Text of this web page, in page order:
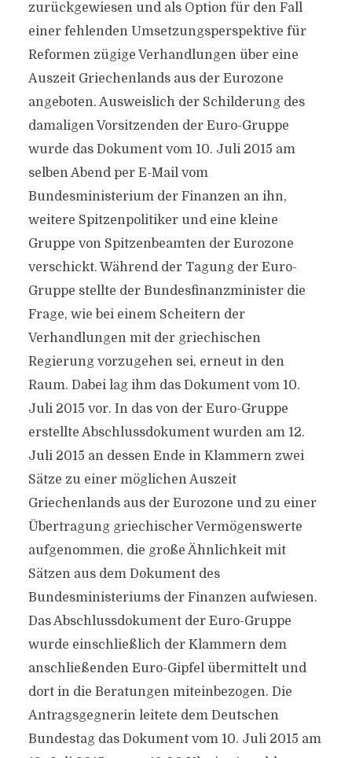
zurückgewiesen und als Option für den Fall
einer fehlenden Umsetzungsperspektive für
Reformen zügige Verhandlungen über eine
Auszeit Griechenlands aus der Eurozone
angeboten. Ausweislich der Schilderung des
damaligen Vorsitzenden der Euro-Gruppe
wurde das Dokument vom 10. Juli 2015 am
selben Abend per E-Mail vom
Bundesministerium der Finanzen an ihn,
weitere Spitzenpolitiker und eine kleine
Gruppe von Spitzenbeamten der Eurozone
verschickt. Während der Tagung der Euro-
Gruppe stellte der Bundesfinanzminister die
Frage, wie bei einem Scheitern der
Verhandlungen mit der griechischen
Regierung vorzugehen sei, erneut in den
Raum. Dabei lag ihm das Dokument vom 10.
Juli 2015 vor. In das von der Euro-Gruppe
erstellte Abschlussdokument wurden am 12.
Juli 2015 an dessen Ende in Klammern zwei
Sätze zu einer möglichen Auszeit
Griechenlands aus der Eurozone und zu einer
Übertragung griechischer Vermögenswerte
aufgenommen, die große Ähnlichkeit mit
Sätzen aus dem Dokument des
Bundesministeriums der Finanzen aufwiesen.
Das Abschlussdokument der Euro-Gruppe
wurde einschließlich der Klammern dem
anschließenden Euro-Gipfel übermittelt und
dort in die Beratungen miteinbezogen. Die
Antragsgegnerin leitete dem Deutschen
Bundestag das Dokument vom 10. Juli 2015 am